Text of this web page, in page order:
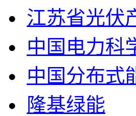
江苏省光伏
中国电力科
中国分布式
隆基绿能